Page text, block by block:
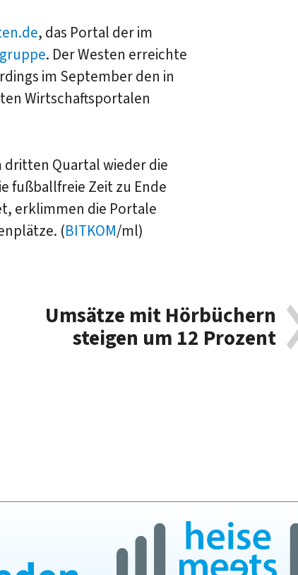
, das Portal der im
. Der Westen erreichte
im September den in
Wirtschaftsportalen
Quartal wieder die
fußballfreie Zeit zu Ende
erklimmen die Portale
(BITKOM/ml)
Umsätze mit Hörbüchern
steigen um 12 Prozent